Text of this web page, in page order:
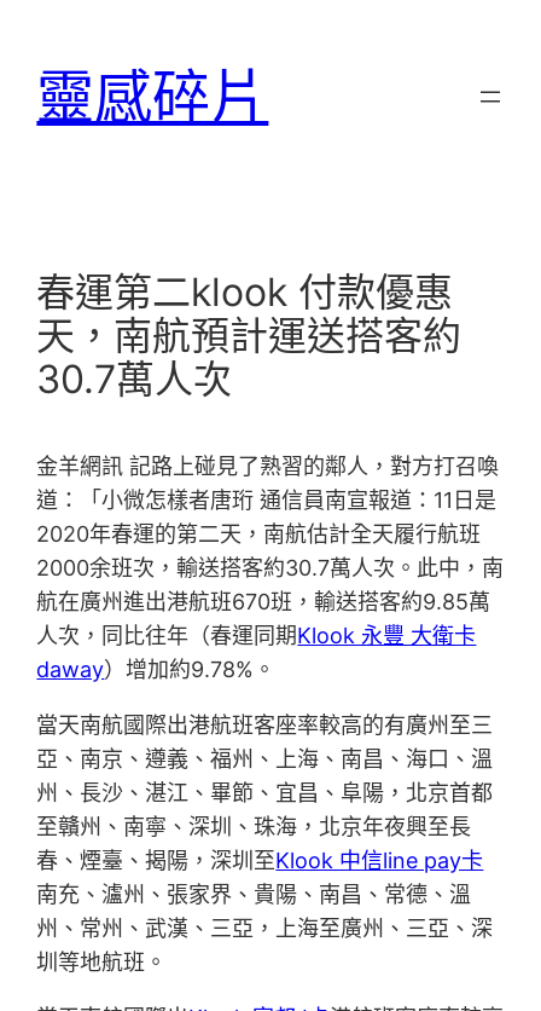
靈感碎片
春運第二klook 付款優惠
天，南航預計運送搭客約
30.7萬人次
金羊網訊 記路上碰見了熟習的鄰人，對方打召喚
道：「小微怎樣者唐珩 通信員南宣報道：11日是
2020年春運的第二天，南航估計全天履行航班
2000余班次，輸送搭客約30.7萬人次。此中，南
航在廣州進出港航班670班，輸送搭客約9.85萬
人次，同比往年（春運同期Klook 永豐 大衛卡
daway）增加約9.78%。
當天南航國際出港航班客座率較高的有廣州至三
亞、南京、遵義、福州、上海、南昌、海口、溫
州、長沙、湛江、畢節、宜昌、阜陽，北京首都
至贛州、南寧、深圳、珠海，北京年夜興至長
春、煙臺、揭陽，深圳至Klook 中信line pay卡
南充、瀘州、張家界、貴陽、南昌、常德、溫
州、常州、武漢、三亞，上海至廣州、三亞、深
圳等地航班。